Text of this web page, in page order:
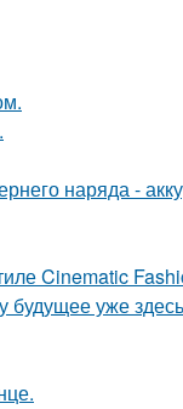
наряда -
Cinematic
будущее уже